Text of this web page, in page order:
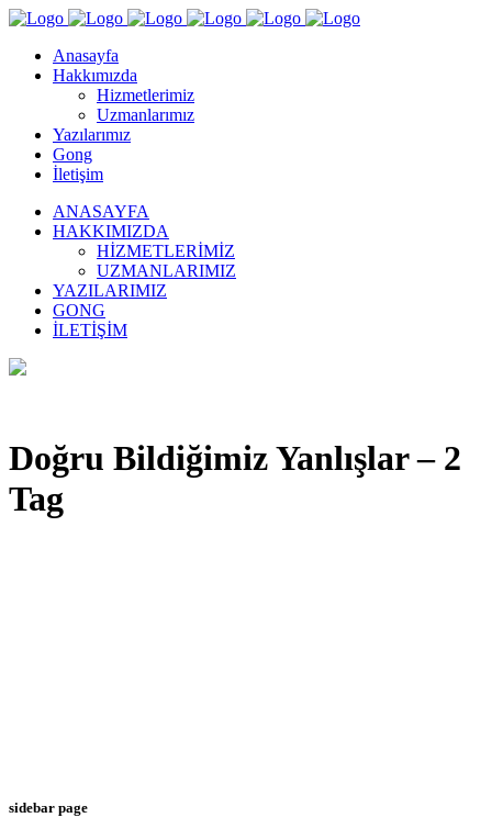
Anasayfa
Hakkımızda
Hizmetlerimiz
Uzmanlarımız
Yazılarımız
Gong
İletişim
ANASAYFA
HAKKIMIZDA
HIZMETLERIMIZ
UZMANLARIMIZ
YAZILARIMIZ
GONG
İLETIŞIM
Doğru Bildiğimiz Yanlışlar – 2
Tag
sidebar page